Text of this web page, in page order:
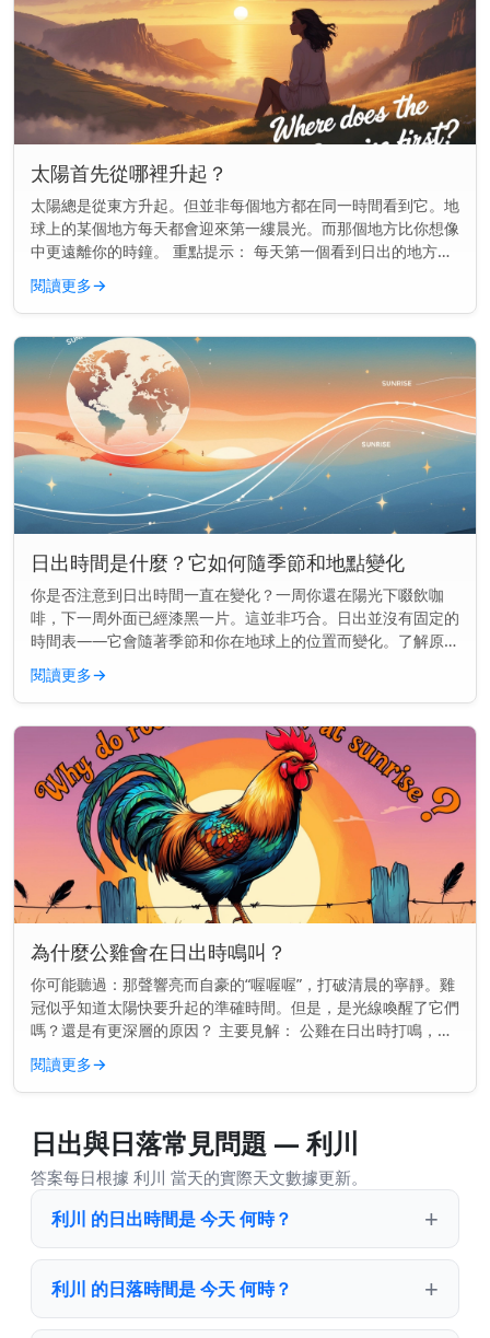
太陽首先從哪裡升起？
太陽總是從東方升起。但並非每個地方都在同一時間看到它。地
球上的某個地方每天都會迎來第一縷晨光。而那個地方比你想像
中更遠離你的時鐘。 重點提示： 每天第一個看到日出的地方通
常是一個名叫吉里巴斯的小島國，位於國際日期變更線附近。
地球如何決定誰...
閱讀更多→
日出時間是什麼？它如何隨季節和地點變化
你是否注意到日出時間一直在變化？一周你還在陽光下啜飲咖
啡，下一周外面已經漆黑一片。這並非巧合。日出並沒有固定的
時間表——它會隨著季節和你在地球上的位置而變化。了解原因
可以幫助你更好地規劃早晨的時間，無論你是想趕在天亮時跑
步，還是想準時送孩子...
閱讀更多→
為什麼公雞會在日出時鳴叫？
你可能聽過：那聲響亮而自豪的“喔喔喔”，打破清晨的寧靜。雞
冠似乎知道太陽快要升起的準確時間。但是，是光線喚醒了它們
嗎？還是有更深層的原因？ 主要見解： 公雞在日出時打鳴，是
因為它們的內在生物鐘告訴它們該是時候了——甚至在第一縷光
線出現之前。...
閱讀更多→
日出與日落常見問題 — 利川
答案每日根據 利川 當天的實際天文數據更新。
利川 的日出時間是 今天 何時？
利川 的日落時間是 今天 何時？